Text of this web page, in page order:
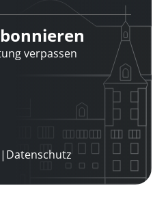
verpassen
| Datenschutz